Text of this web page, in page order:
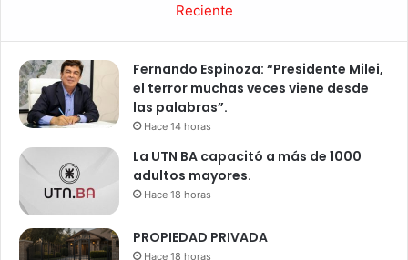
Reciente
Fernando Espinoza: “Presidente Milei,
el terror muchas veces viene desde
las palabras”.
Hace 14 horas
La UTN BA capacitó a más de 1000
adultos mayores.
Hace 18 horas
PROPIEDAD PRIVADA
Hace 18 horas